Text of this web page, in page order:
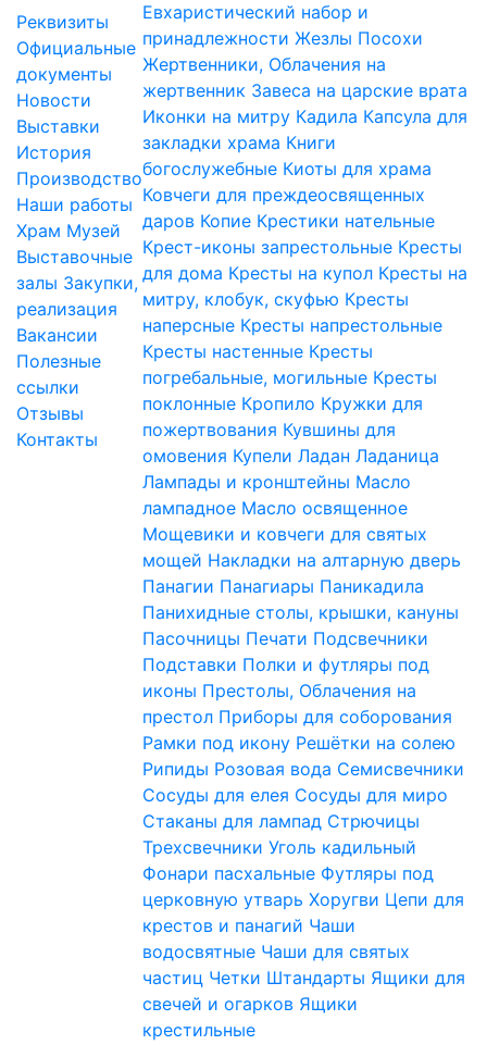
Реквизиты
Официальные
документы
Новости
Выставки
История
Производство
Наши работы
Храм Музей
Выставочные
залы Закупки,
реализация
Вакансии
Полезные
ссылки
Отзывы
Контакты
Евхаристический набор и
принадлежности Жезлы Посохи
Жертвенники, Облачения на
жертвенник Завеса на царские врата
Иконки на митру Кадила Капсула для
закладки храма Книги
богослужебные Киоты для храма
Ковчеги для преждеосвященных
даров Копие Крестики нательные
Крест-иконы запрестольные Кресты
для дома Кресты на купол Кресты на
митру, клобук, скуфью Кресты
наперсные Кресты напрестольные
Кресты настенные Кресты
погребальные, могильные Кресты
поклонные Кропило Кружки для
пожертвования Кувшины для
омовения Купели Ладан Ладаница
Лампады и кронштейны Масло
лампадное Масло освященное
Мощевики и ковчеги для святых
мощей Накладки на алтарную дверь
Панагии Панагиары Паникадила
Панихидные столы, крышки, кануны
Пасочницы Печати Подсвечники
Подставки Полки и футляры под
иконы Престолы, Облачения на
престол Приборы для соборования
Рамки под икону Решётки на солею
Рипиды Розовая вода Семисвечники
Сосуды для елея Сосуды для миро
Стаканы для лампад Стрючицы
Трехсвечники Уголь кадильный
Фонари пасхальные Футляры под
церковную утварь Хоругви Цепи для
крестов и панагий Чаши
водосвятные Чаши для святых
частиц Четки Штандарты Ящики для
свечей и огарков Ящики
крестильные